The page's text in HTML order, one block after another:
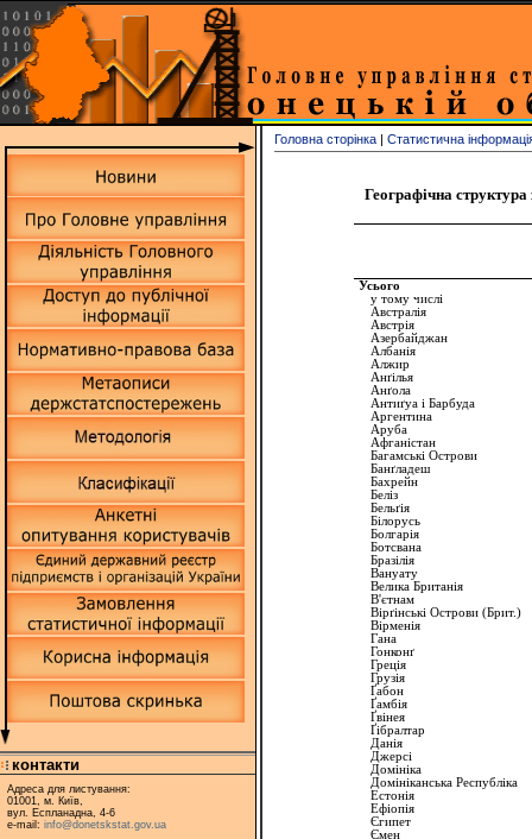
контакти
Адреса для листування:
01001, м. Київ,
вул. Еспланадна, 4-6
e-mail: info@donetskstat.gov.ua
Головна сторінка | Статистична
Географічна структура
Усього
у тому числі
Австралiя
Австрiя
Азербайджан
Албанiя
Алжир
Анґiлья
Анґола
Антиґуаі Барбуда
Аргентина
Аруба
Афганiстан
Багамські Острови
Банґладеш
Бахрейн
Белiз
Бельґiя
Бiлорусь
Болгарiя
Ботсвана
Бразілiя
Вануату
Велика Британія
В'єтнам
Вiрґiнськi Острови(Брит.)
Вiрменiя
Гана
Гонконґ
Грецiя
Грузiя
Ґабон
Ґамбiя
Ґвiнея
Ґiбралтар
Данiя
Джерсі
Домiнiка
Домiнiканська Республiка
Естонiя
Ефiопiя
Єгипет
Ємен